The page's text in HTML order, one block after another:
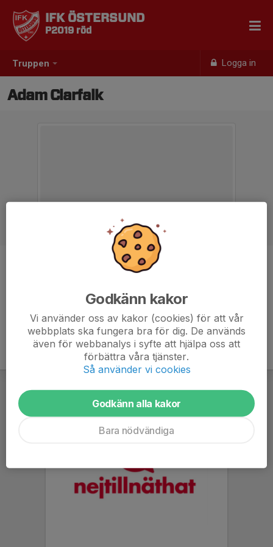
Truppen Logga in
IFK ÖSTERSUND
P2019 röd
Adam Clarfalk
Godkänn kakor
Vi använder oss av kakor (cookies) för att vår
webbplats ska fungera bra för dig. De används
även för webbanalys i syfte att hjälpa oss att
förbättra våra tjänster.
Så använder vi cookies
Godkänn alla kakor
Bara nödvändiga